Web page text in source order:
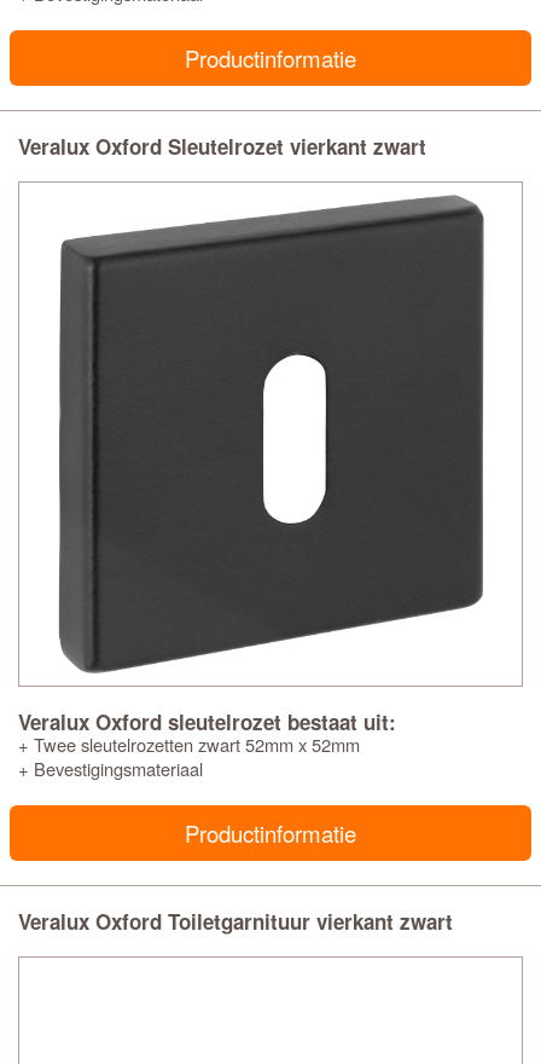
Productinformatie
Veralux Oxford Sleutelrozet vierkant zwart
Veralux Oxford sleutelrozet bestaat uit:
+ Twee sleutelrozetten zwart 52mm x 52mm
+ Bevestigingsmateriaal
Productinformatie
Veralux Oxford Toiletgarnituur vierkant zwart